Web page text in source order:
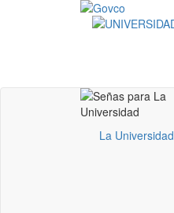
La Universidad